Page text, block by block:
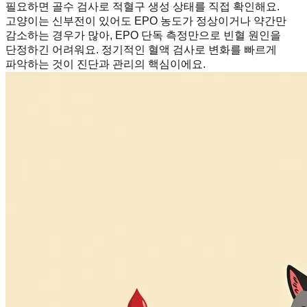
필요하면 골수 검사로 적혈구 생성 상태를 직접 확인해요.
고양이는 신부전이 있어도 EPO 농도가 정상이거나 약간만
감소하는 경우가 많아, EPO 단독 측정만으로 빈혈 원인을
단정하긴 어려워요. 정기적인 혈액 검사로 변화를 빠르게
파악하는 것이 진단과 관리의 핵심이에요.